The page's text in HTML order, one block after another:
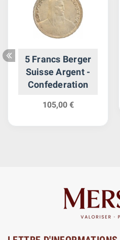
5 Francs Berger
Suisse Argent -
Confederation
105,00 €